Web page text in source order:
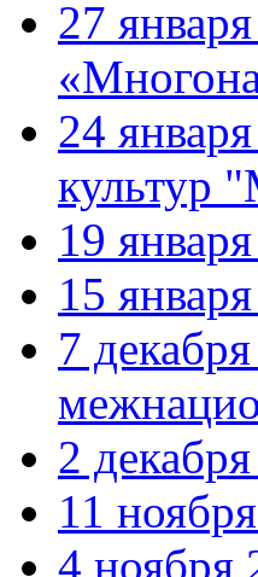
27
24
культур
19
15
7
2
11
4 ноября